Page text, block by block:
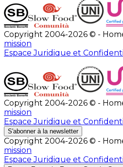
Copyright 2004-2026 © -
mission
Espace Juridique et
Copyright 2004-2026 © -
mission
Espace Juridique et
S'abonner à la newsletter
Copyright 2004-2026 © -
mission
Espace Juridique et